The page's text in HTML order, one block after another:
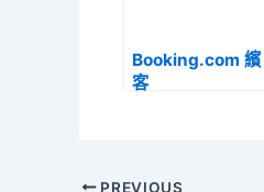
Booking.com 繽
客
PREVIOUS